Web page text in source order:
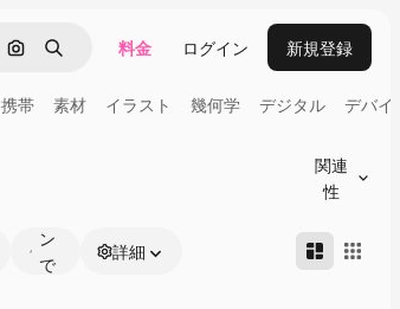
画像で検索
検索 料金 ログイン 新規登録
携帯 素材 イラスト 幾何学 デジタル デバイ
関連
性
ン
で
詳細